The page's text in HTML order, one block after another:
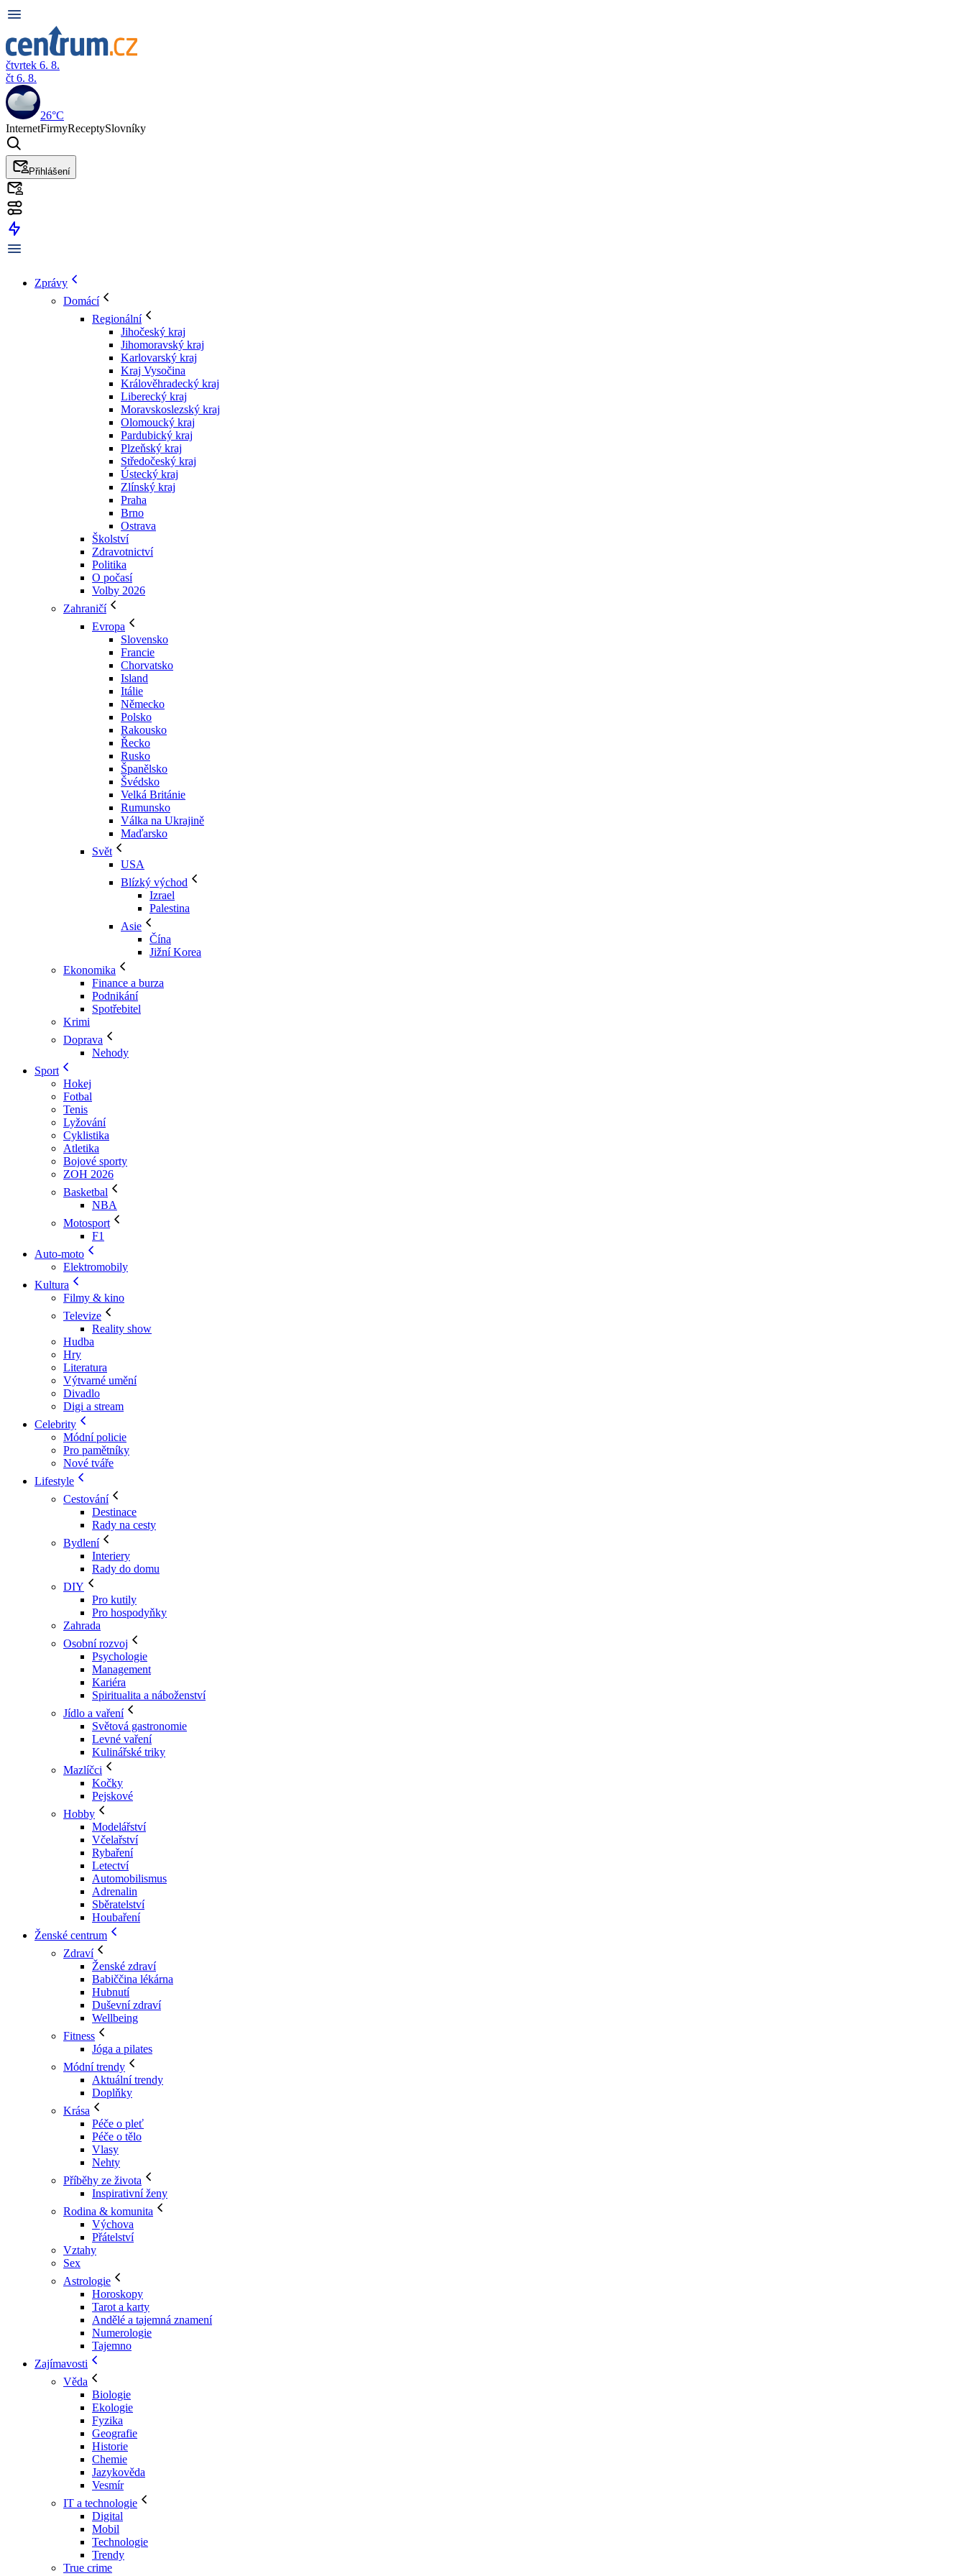
čtvrtek 6. 8.
čt 6. 8.
26°C
InternetFirmyReceptySlovníky
Přihlášení
Zprávy
Domácí
Regionální
Jihočeský kraj
Jihomoravský kraj
Karlovarský kraj
Kraj Vysočina
Králověhradecký kraj
Liberecký kraj
Moravskoslezský kraj
Olomoucký kraj
Pardubický kraj
Plzeňský kraj
Středočeský kraj
Ústecký kraj
Zlínský kraj
Praha
Brno
Ostrava
Školství
Zdravotnictví
Politika
O počasí
Volby 2026
Zahraničí
Evropa
Slovensko
Francie
Chorvatsko
Island
Itálie
Německo
Polsko
Rakousko
Řecko
Rusko
Španělsko
Švédsko
Velká Británie
Rumunsko
Válka na Ukrajině
Maďarsko
Svět
USA
Blízký východ
Izrael
Palestina
Asie
Čína
Jižní Korea
Ekonomika
Finance a burza
Podnikání
Spotřebitel
Krimi
Doprava
Nehody
Sport
Hokej
Fotbal
Tenis
Lyžování
Cyklistika
Atletika
Bojové sporty
ZOH 2026
Basketbal
NBA
Motosport
F1
Auto-moto
Elektromobily
Kultura
Filmy & kino
Televize
Reality show
Hudba
Hry
Literatura
Výtvarné umění
Divadlo
Digi a stream
Celebrity
Módní policie
Pro pamětníky
Nové tváře
Lifestyle
Cestování
Destinace
Rady na cesty
Bydlení
Interiery
Rady do domu
DIY
Pro kutily
Pro hospodyňky
Zahrada
Osobní rozvoj
Psychologie
Management
Kariéra
Spiritualita a náboženství
Jídlo a vaření
Světová gastronomie
Levné vaření
Kulinářské triky
Mazlíčci
Kočky
Pejskové
Hobby
Modelářství
Včelařství
Rybaření
Letectví
Automobilismus
Adrenalin
Sběratelství
Houbaření
Ženské centrum
Zdraví
Ženské zdraví
Babiččina lékárna
Hubnutí
Duševní zdraví
Wellbeing
Fitness
Jóga a pilates
Módní trendy
Aktuální trendy
Doplňky
Krása
Péče o pleť
Péče o tělo
Vlasy
Nehty
Příběhy ze života
Inspirativní ženy
Rodina & komunita
Výchova
Přátelství
Vztahy
Sex
Astrologie
Horoskopy
Tarot a karty
Andělé a tajemná znamení
Numerologie
Tajemno
Zajímavosti
Věda
Biologie
Ekologie
Fyzika
Geografie
Historie
Chemie
Jazykověda
Vesmír
IT a technologie
Digital
Mobil
Technologie
Trendy
True crime